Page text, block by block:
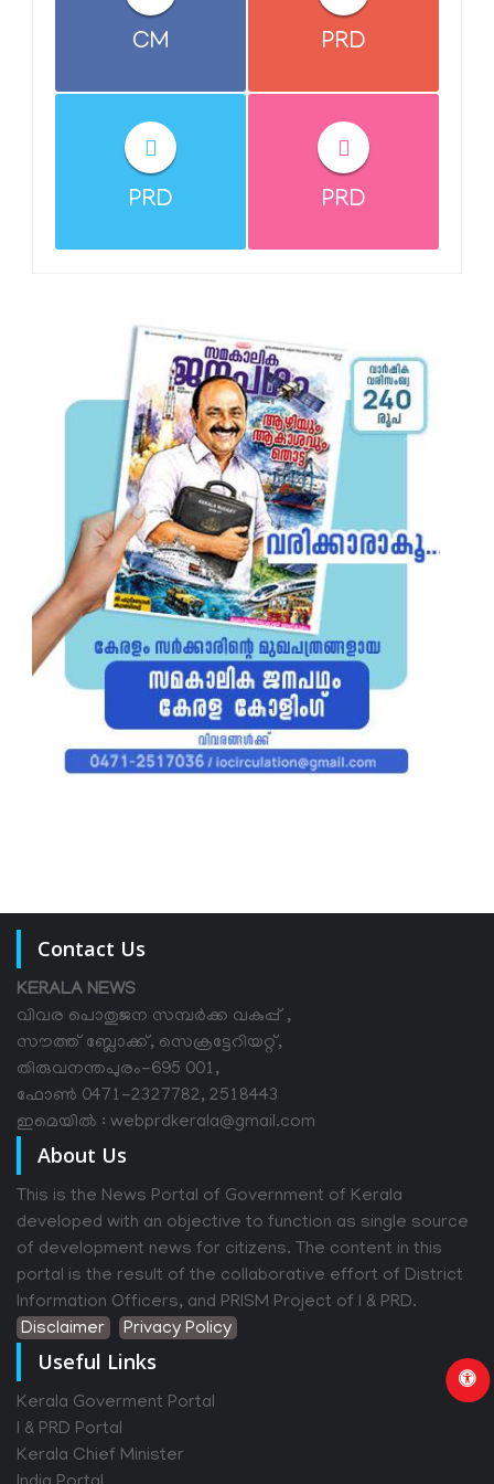
CM PRD
PRD PRD
Contact Us
KERALA NEWS
വിവര പൊതുജന സമ്പര്‍ക്ക വകുപ്പ് ,
സൗത്ത് ബ്ലോക്ക്, സെക്രട്ടേറിയറ്റ്,
തിരുവനന്തപുരം-695 001,
ഫോൺ 0471-2327782, 2518443
ഇമെയിൽ : webprdkerala@gmail.com
About Us
This is the News Portal of Government of Kerala
developed with an objective to function as single source
of development news for citizens. The content in this
portal is the result of the collaborative effort of District
Information Officers, and PRISM Project of I & PRD.
Disclaimer
Privacy Policy
Useful Links
Kerala Goverment Portal
I & PRD Portal
Kerala Chief Minister